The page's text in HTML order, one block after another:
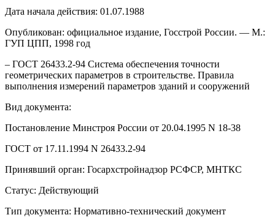
Дата начала действия: 01.07.1988
Опубликован: официальное издание, Госстрой России. — М.:
ГУП ЦПП, 1998 год
– ГОСТ 26433.2-94 Система обеспечения точности
геометрических параметров в строительстве. Правила
выполнения измерений параметров зданий и сооружений
Вид документа:
Постановление Минстроя России от 20.04.1995 N 18-38
ГОСТ от 17.11.1994 N 26433.2-94
Принявший орган: Госархстройнадзор РСФСР, МНТКС
Статус: Действующий
Тип документа: Нормативно-технический документ